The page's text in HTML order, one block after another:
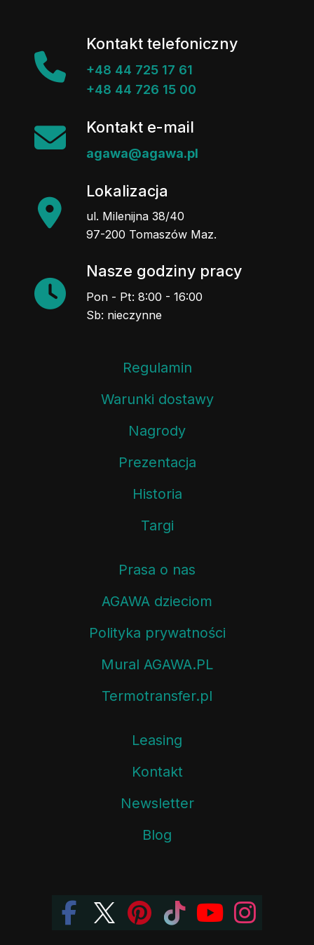
Kontakt telefoniczny
+48 44 725 17 61
+48 44 726 15 00
Kontakt e-mail
agawa@agawa.pl
Lokalizacja
ul. Milenijna 38/40
97-200 Tomaszów Maz.
Nasze godziny pracy
Pon - Pt: 8:00 - 16:00
Sb: nieczynne
Regulamin
Warunki dostawy
Nagrody
Prezentacja
Historia
Targi
Prasa o nas
AGAWA dzieciom
Polityka prywatności
Mural AGAWA.PL
Termotransfer.pl
Leasing
Kontakt
Newsletter
Blog